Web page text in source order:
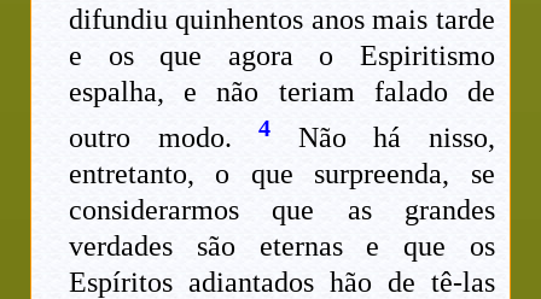
difundiu quinhentos anos mais tarde
e os que agora o Espiritismo
espalha, e não teriam falado de
outro modo.4 Não há nisso,
entretanto, o que surpreenda, se
considerarmos que as grandes
verdades são eternas e que os
Espíritos adiantados hão de tê-las